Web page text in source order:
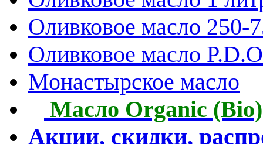
Оливковое масло 250-
Оливковое масло
Монастырское масло
Масло Organic (Bio)
Акции, скидки,